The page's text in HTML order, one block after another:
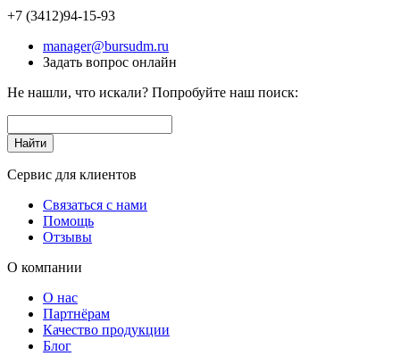
+7 (3412)94-15-93
manager@bursudm.ru
Задать вопрос онлайн
Не нашли, что искали? Попробуйте наш поиск:
Сервис для клиентов
Связаться с нами
Помощь
Отзывы
О компании
О нас
Партнёрам
Качество продукции
Блог